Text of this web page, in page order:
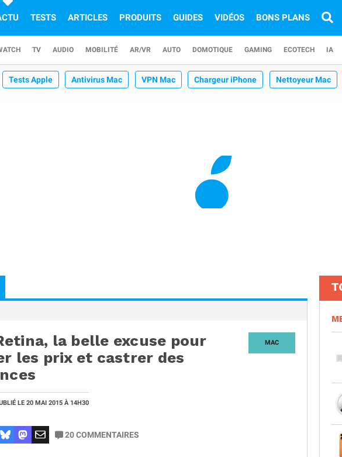
TESTS ARTICLES PRODUITS GUIDES VIDÉOS BONS PLANS
TV AUDIO MOBILITÉ AR/VR AUTO DOMOTIQUE GAMING ECOTECH IA
Tests Apple Antivirus Mac VPN Mac Chargeur iPhone Nettoyeur Mac
MAC
la belle excuse pour
les prix et castrer des
LE 20 MAI 2015 À 14H30
20COMMENTAIRES